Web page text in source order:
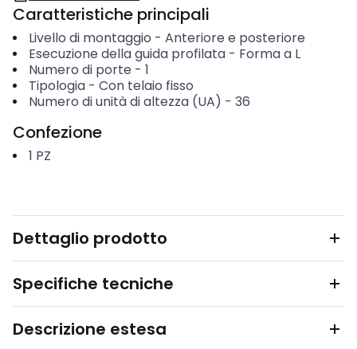
Caratteristiche principali
Livello di montaggio - Anteriore e posteriore
Esecuzione della guida profilata- Forma a L
Numero di porte - 1
Tipologia- Con telaio fisso
Numero di unità di altezza (UA) - 36
Confezione
1 PZ
Dettaglio prodotto
Specifiche tecniche
Descrizione estesa